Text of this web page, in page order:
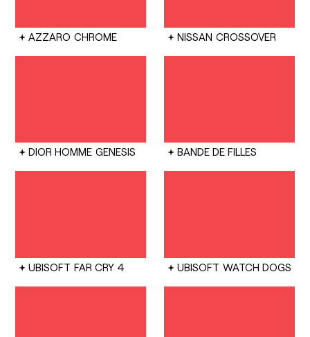
AZZARO CHROME NISSAN CROSSOVER
DIOR HOMME GENESIS BANDE DE FILLES
UBISOFT FAR CRY 4 UBISOFT WATCH DOGS